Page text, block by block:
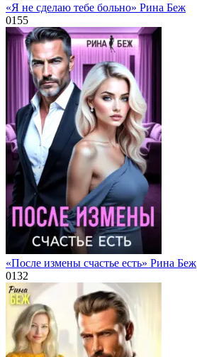
«Я не сделаю тебе больно» Рина Беж
0155
«После измены счастье есть» Рина Беж
0132